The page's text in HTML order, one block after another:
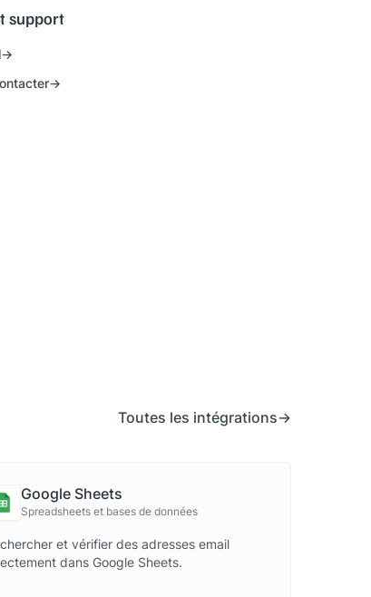
support
Toutes les intégrations
Google Sheets
Spreadsheets et bases de données
et vérifier des adresses email
dans Google Sheets.